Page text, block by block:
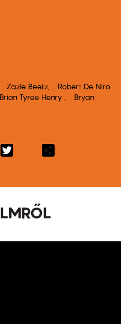
Zazie Beetz
Robert De Niro
Brian Tyree Henry
Bryan